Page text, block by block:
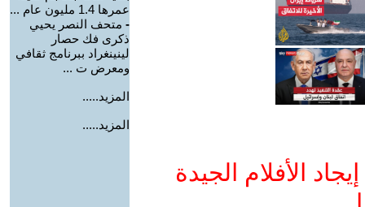
الأفلام الجيدة
عمرها 1.4 مليون عام ...
- متحف النصر يحيي
ذكرى فك حصار
لينينغراد ببرنامج ثقافي
ومعرض ت ...
المزيد.....
المزيد.....